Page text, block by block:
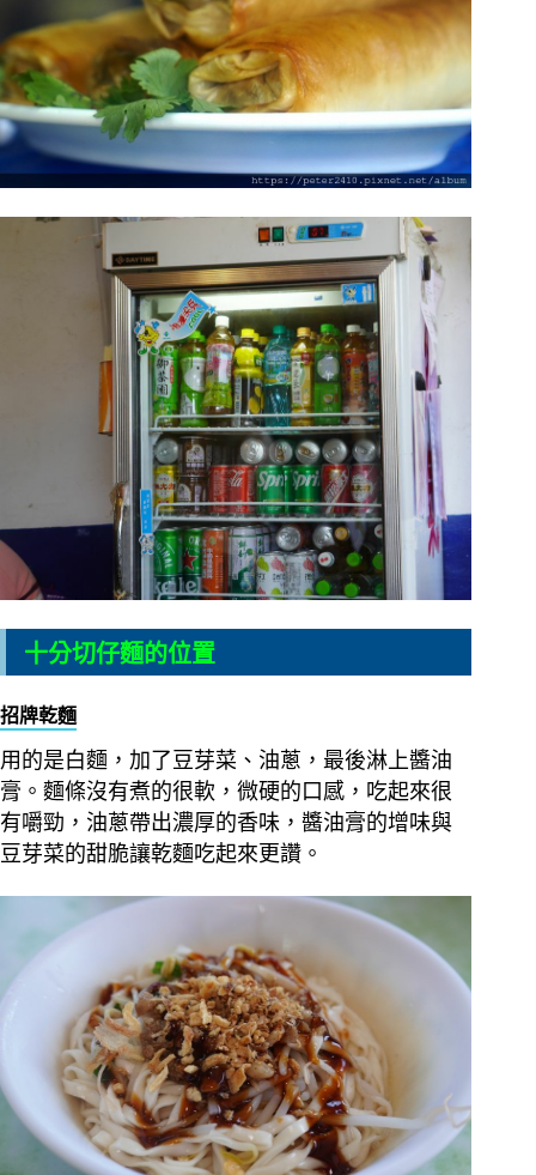
十分切仔麵的位置
招牌乾麵
用的是白麵，加了豆芽菜、油蔥，最後淋上醬油
膏。麵條沒有煮的很軟，微硬的口感，吃起來很
有嚼勁，油蔥帶出濃厚的香味，醬油膏的增味與
豆芽菜的甜脆讓乾麵吃起來更讚。